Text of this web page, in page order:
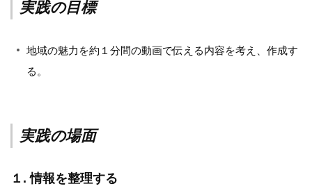
実践の目標
地域の魅力を約１分間の動画で伝える内容を考え、作成す
る。
実践の場面
１. 情報を整理する